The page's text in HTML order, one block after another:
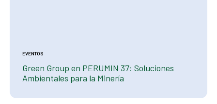
EVENTOS
Green Group en PERUMIN 37: Soluciones
Ambientales para la Minería